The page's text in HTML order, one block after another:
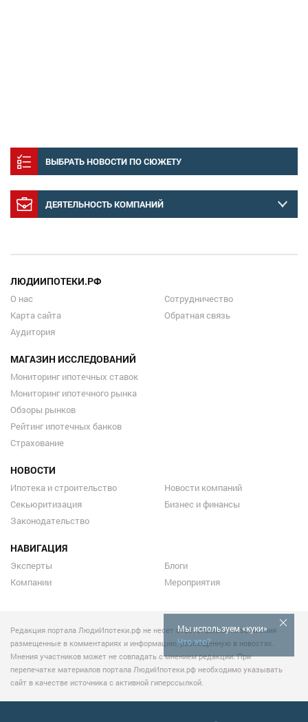
ВЫБРАТЬ НОВОСТИ ПО СЮЖЕТУ
ДЕЯТЕЛЬНОСТЬ КОМПАНИЙ
Мы используем «куки»
Что это?
ЛЮДИИПОТЕКИ.РФ
О нас
Карта сайта
Аудитория
Сотрудничество
Обратная связь
МАГАЗИН ИССЛЕДОВАНИЙ
Мониторинг ипотечных ставок
Мониторинг ипотечного рынка
Обзоры рынков
Рейтинг ипотечных банков
Страхование
НОВОСТИ
Ипотека и строительство
Секьюритизация
Законодательство
Новости компаний
Бизнес и финансы
НАВИГАЦИЯ
Эксперты
Компании
Блоги
Мероприятия
Редакция портала ЛюдиИпотеки.рф не несет ответственности за мнения
размещенные в комментариях и информацию, размещенную в новостях.
Мнения участников может не совпадать с мнением редакции. При
перепечатке материалов портала ЛюдиИпотеки.рф необходимо указывать
сайт в качестве источника с активной гиперссылкой.